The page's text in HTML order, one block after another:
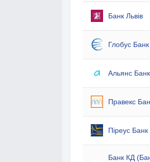
Банк Львів
Глобус Банк
Альянс Банк
Правекс
Піреус Банк
Банк КД